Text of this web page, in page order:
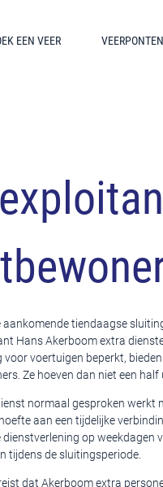
EEN VEER VEERPONTEN
aankomende tiendaagse
Hans Akerboom extra
voor voertuigen beperkt,
Ze hoeven dan niet een half
normaal gesproken werkt
aan een tijdelijke
op weekdagen
tijdens de sluitingsperiode.
dat Akerboom extra